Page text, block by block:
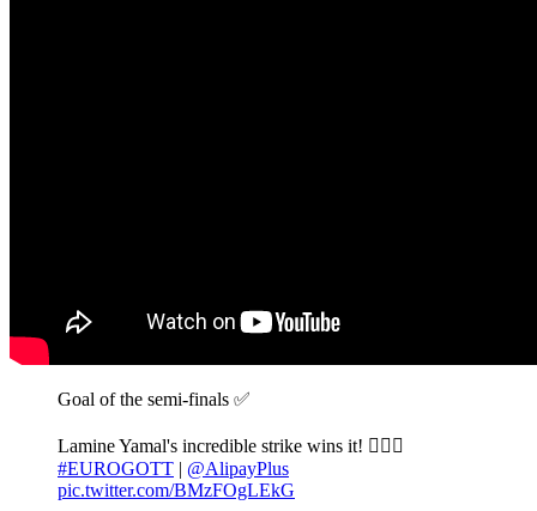
Goal of the semi-finals ✅
Lamine Yamal's incredible strike wins it! 😮‍💨👏
#EUROGOTT | @AlipayPlus
pic.twitter.com/BMzFOgLEkG